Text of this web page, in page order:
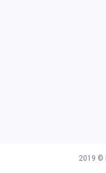
2019 ©